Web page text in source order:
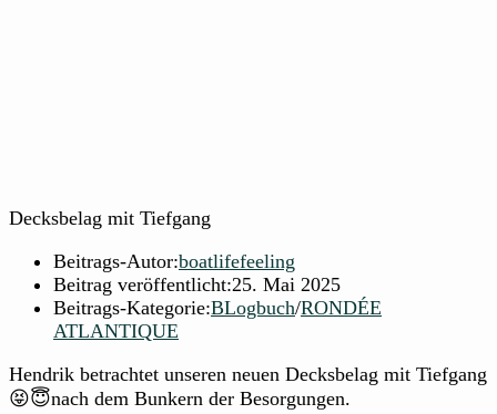
Decksbelag mit Tiefgang
Beitrags-Autor:boatlifefeeling
Beitrag veröffentlicht:25. Mai 2025
Beitrags-Kategorie:BLogbuch/RONDÉE
ATLANTIQUE
Hendrik betrachtet unseren neuen Decksbelag mit Tiefgang
😝😇nach dem Bunkern der Besorgungen.